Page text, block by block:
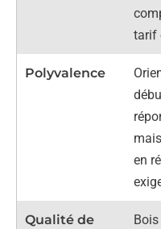
tarif
Polyvalence
en
Qualité de